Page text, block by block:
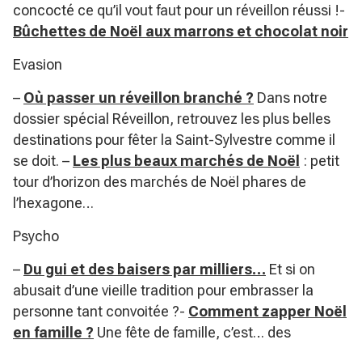
concocté ce qu’il vout faut pour un réveillon réussi !-
Bûchettes de Noël aux marrons et chocolat noir
Evasion
– Où passer un réveillon branché ? Dans notre
dossier spécial Réveillon, retrouvez les plus belles
destinations pour fêter la Saint-Sylvestre comme il
se doit. – Les plus beaux marchés de Noël : petit
tour d’horizon des marchés de Noël phares de
l’hexagone…
Psycho
– Du gui et des baisers par milliers… Et si on
abusait d’une vieille tradition pour embrasser la
personne tant convoitée ?- Comment zapper Noël
en famille ? Une fête de famille, c’est… des